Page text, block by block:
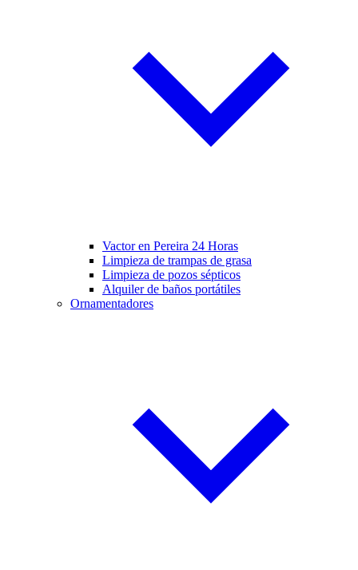
Vactor en Pereira 24 Horas
Limpieza de trampas de grasa
Limpieza de pozos sépticos
Alquiler de baños portátiles
Ornamentadores